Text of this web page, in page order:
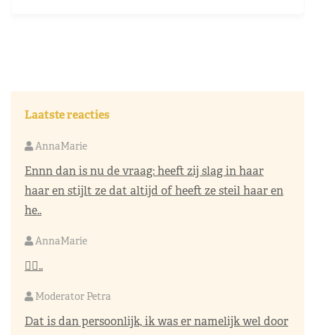
Laatste reacties
AnnaMarie
Ennn dan is nu de vraag: heeft zij slag in haar
haar en stijlt ze dat altijd of heeft ze steil haar en
he..
AnnaMarie
👌🏼..
Moderator Petra
Dat is dan persoonlijk, ik was er namelijk wel door